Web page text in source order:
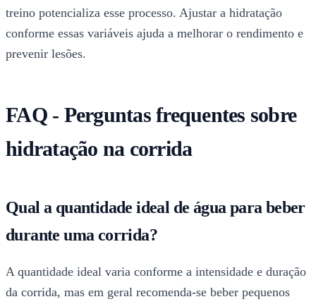
treino potencializa esse processo. Ajustar a hidratação
conforme essas variáveis ajuda a melhorar o rendimento e
prevenir lesões.
FAQ - Perguntas frequentes sobre
hidratação na corrida
Qual a quantidade ideal de água para beber
durante uma corrida?
A quantidade ideal varia conforme a intensidade e duração
da corrida, mas em geral recomenda-se beber pequenos